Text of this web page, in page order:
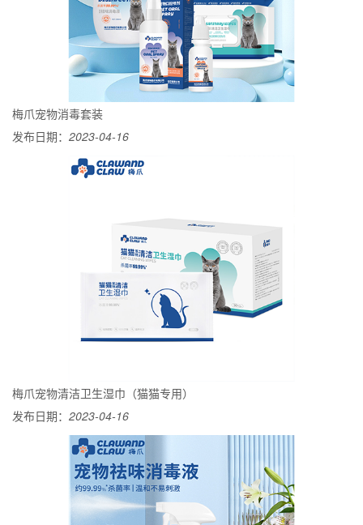
梅爪宠物消毒套装
发布日期： 2023-04-16
梅爪宠物清洁卫生湿巾（猫猫专用）
发布日期： 2023-04-16